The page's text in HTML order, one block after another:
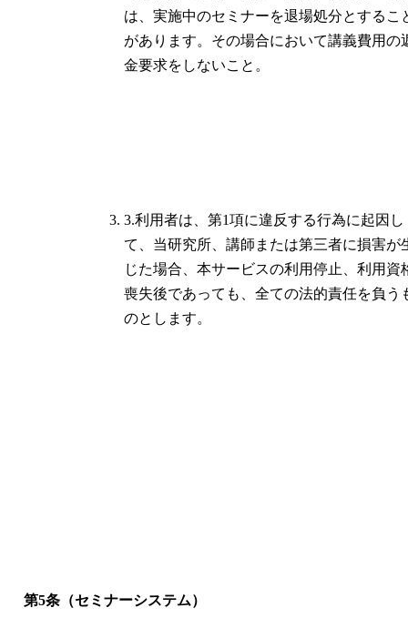
は、実施中のセミナーを退場処分とするこ
があります。その場合において講義費用の
金要求をしないこと。
3.利用者は、第1項に違反する行為に起因し
て、当研究所、講師または第三者に損害が
じた場合、本サービスの利用停止、利用資
喪失後であっても、全ての法的責任を負う
のとします。
第5条（セミナーシステム）